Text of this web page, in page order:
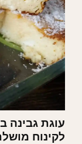
לקינוח